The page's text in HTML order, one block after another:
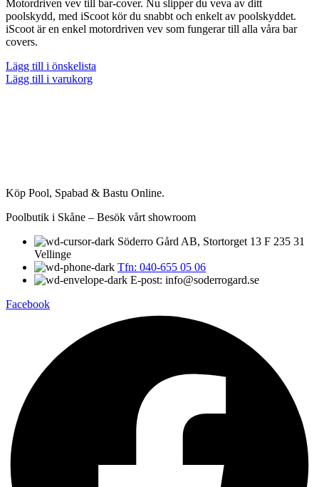
priset
var:
8.990,00 kr.
priset
är:
8.500,00 kr.
Motordriven vev till bar-cover. Nu slipper du veva av ditt
poolskydd, med iScoot kör du snabbt och enkelt av poolskyddet.
iScoot är en enkel motordriven vev som fungerar till alla våra bar
covers.
Lägg till i önskelista
Lägg till i varukorg
Köp Pool, Spabad & Bastu Online.
Poolbutik i Skåne – Besök vårt showroom
Söderro Gård AB, Stortorget 13 F 235 31
Vellinge
Tfn: 040-655 05 06
E-post: info@soderrogard.se
Facebook